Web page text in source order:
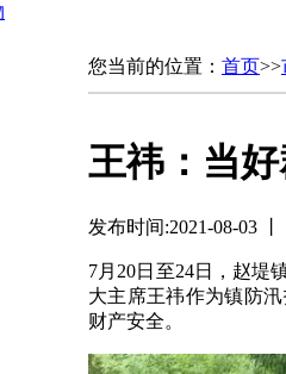
您当前的位置： 首页>>
王祎：当
发布时间:2021-08-03
7月20日至24日，赵堤
大主席王祎作为镇防
财产安全。